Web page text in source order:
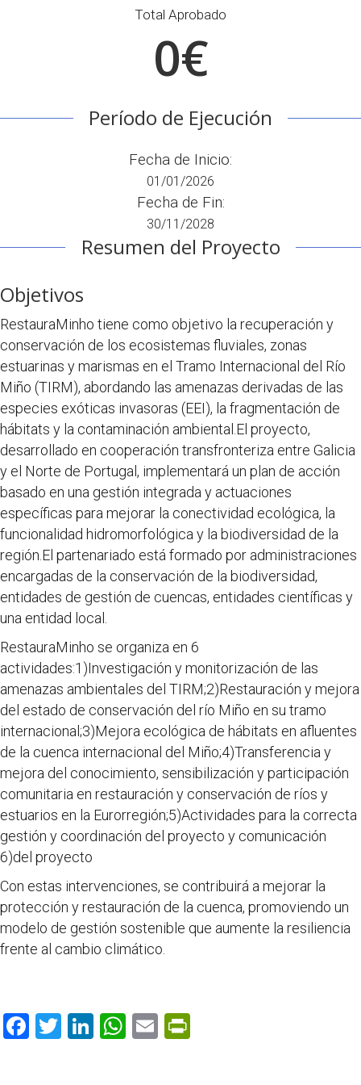
Total Aprobado
0€
Período de Ejecución
Fecha de Inicio:
01/01/2026
Fecha de Fin:
30/11/2028
Resumen del Proyecto
Objetivos
RestauraMinho tiene como objetivo la recuperación y
conservación de los ecosistemas fluviales, zonas
estuarinas y marismas en el Tramo Internacional del Río
Miño (TIRM), abordando las amenazas derivadas de las
especies exóticas invasoras (EEI), la fragmentación de
hábitats y la contaminación ambiental.El proyecto,
desarrollado en cooperación transfronteriza entre Galicia
y el Norte de Portugal, implementará un plan de acción
basado en una gestión integrada y actuaciones
específicas para mejorar la conectividad ecológica, la
funcionalidad hidromorfológica y la biodiversidad de la
región.El partenariado está formado por administraciones
encargadas de la conservación de la biodiversidad,
entidades de gestión de cuencas, entidades científicas y
una entidad local.
RestauraMinho se organiza en 6
actividades:1)Investigación y monitorización de las
amenazas ambientales del TIRM;2)Restauración y mejora
del estado de conservación del río Miño en su tramo
internacional;3)Mejora ecológica de hábitats en afluentes
de la cuenca internacional del Miño;4)Transferencia y
mejora del conocimiento, sensibilización y participación
comunitaria en restauración y conservación de ríos y
estuarios en la Eurorregión;5)Actividades para la correcta
gestión y coordinación del proyecto y comunicación
6)del proyecto
Con estas intervenciones, se contribuirá a mejorar la
protección y restauración de la cuenca, promoviendo un
modelo de gestión sostenible que aumente la resiliencia
frente al cambio climático.
F T Li W E